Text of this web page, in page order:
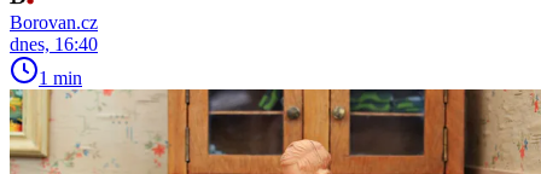
Borovan.cz
dnes, 16:40
1 min